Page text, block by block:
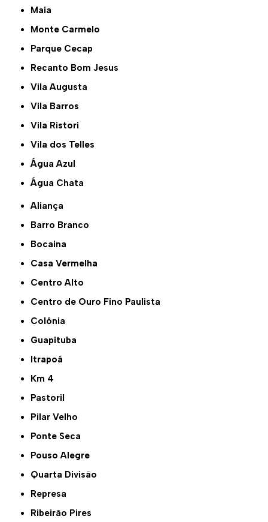
Maia
Monte Carmelo
Parque Cecap
Recanto Bom Jesus
Vila Augusta
Vila Barros
Vila Ristori
Vila dos Telles
Água Azul
Água Chata
Aliança
Barro Branco
Bocaina
Casa Vermelha
Centro Alto
Centro de Ouro Fino Paulista
Colônia
Guapituba
Itrapoá
Km 4
Pastoril
Pilar Velho
Ponte Seca
Pouso Alegre
Quarta Divisão
Represa
Ribeirão Pires